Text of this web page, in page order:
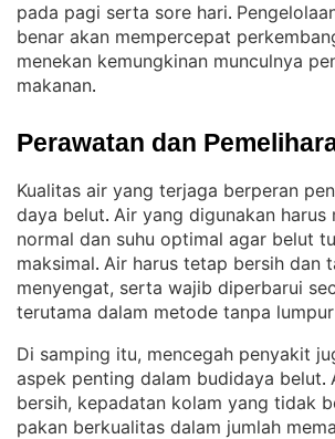
pada pagi serta sore hari.
benar akan mempercepat
menekan kemungkinan munculnya
makanan.
Perawatan dan
Kualitas air yang terjaga berperan
daya belut. Air yang digunakan harus
normal dan suhu optimal agar belut
maksimal. Air harus tetap bersih dan
menyengat, serta wajib diperbarui
terutama dalam metode tanpa
Di samping itu, mencegah penyakit
aspek penting dalam budidaya belut.
bersih, kepadatan kolam yang tidak
pakan berkualitas dalam jumlah